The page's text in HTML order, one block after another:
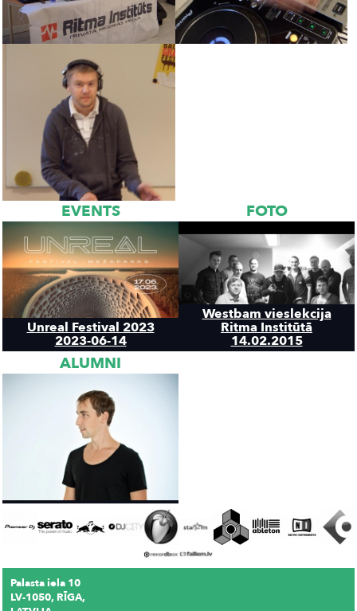
EVENTS
Unreal Festival 2023
2023-06-14
FOTO
Westbam vieslekcija
Ritma Institūtā
14.02.2015
ALUMNI
Palasta iela 10
LV-1050, RĪGA,